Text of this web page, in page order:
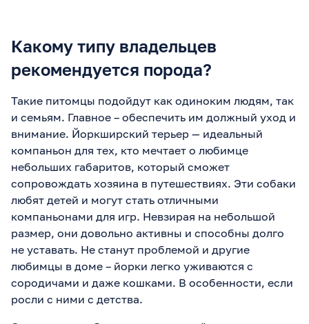
Какому типу владельцев
рекомендуется порода?
Такие питомцы подойдут как одиноким людям, так
и семьям. Главное – обеспечить им должный уход и
внимание. Йоркширский терьер — идеальный
компаньон для тех, кто мечтает о любимце
небольших габаритов, который сможет
сопровождать хозяина в путешествиях. Эти собаки
любят детей и могут стать отличными
компаньонами для игр. Невзирая на небольшой
размер, они довольно активны и способны долго
не уставать. Не станут проблемой и другие
любимцы в доме – йорки легко уживаются с
сородичами и даже кошками. В особенности, если
росли с ними с детства.